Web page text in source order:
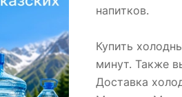
напитков.
Купить
минут. Также
Доставка